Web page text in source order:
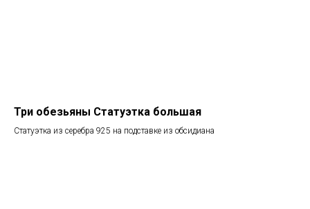
Три обезьяны Статуэтка большая
Статуэтка из серебра 925 на подставке из обсидиана